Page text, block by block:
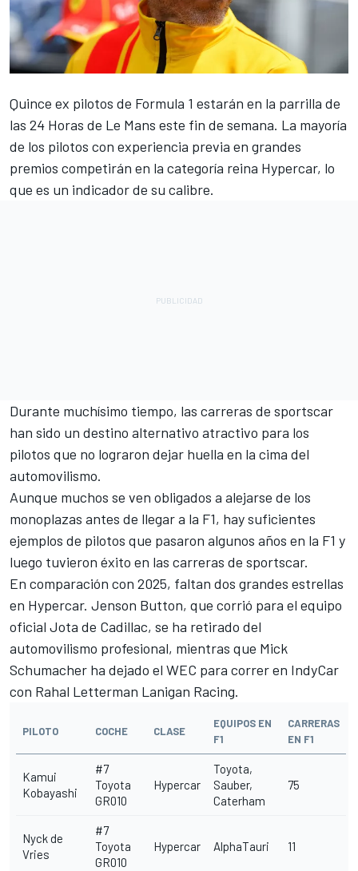
Quince ex pilotos de Formula 1 estarán en la parrilla de
las 24 Horas de Le Mans este fin de semana. La mayoría
de los pilotos con experiencia previa en grandes
premios competirán en la categoría reina Hypercar, lo
que es un indicador de su calibre.
Durante muchísimo tiempo, las carreras de sportscar
han sido un destino alternativo atractivo para los
pilotos que no lograron dejar huella en la cima del
automovilismo.
Aunque muchos se ven obligados a alejarse de los
monoplazas antes de llegar a la F1, hay suficientes
ejemplos de pilotos que pasaron algunos años en la F1 y
luego tuvieron éxito en las carreras de sportscar.
En comparación con 2025, faltan dos grandes estrellas
en Hypercar. Jenson Button, que corrió para el equipo
oficial Jota de Cadillac, se ha retirado del
automovilismo profesional, mientras que Mick
Schumacher ha dejado el WEC para correr en IndyCar
con Rahal Letterman Lanigan Racing.
PILOTO COCHE CLASE
EQUIPOS EN
F1
CARRERAS
EN F1
Kamui
Kobayashi
#7
Toyota
GR010
Hypercar
Toyota,
Sauber,
Caterham
75
Nyck de
Vries
#7
Toyota
GR010
Hypercar AlphaTauri 11